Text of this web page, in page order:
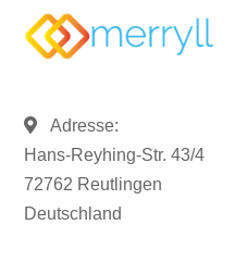
Adresse:
Hans-Reyhing-Str. 43/4
72762 Reutlingen
Deutschland